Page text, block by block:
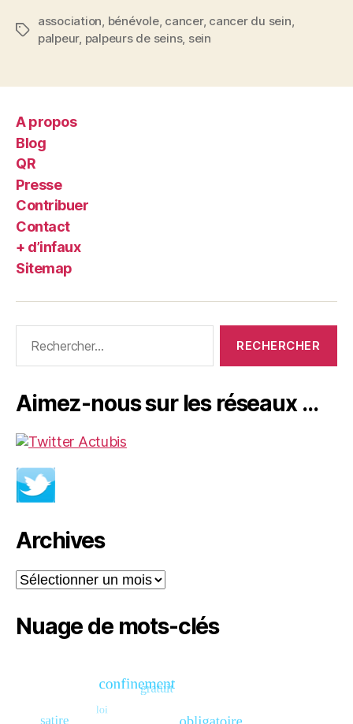
Étiquettes
association bénévole, cancer, cancer du sein
palpeur, palpeurs de seins, sein
A propos
Blog
QR
Presse
Contribuer
Contact
+ d’infaux
Sitemap
Aimez-nous sur les réseaux …
Archives
Archives
Nuage de mots-clés